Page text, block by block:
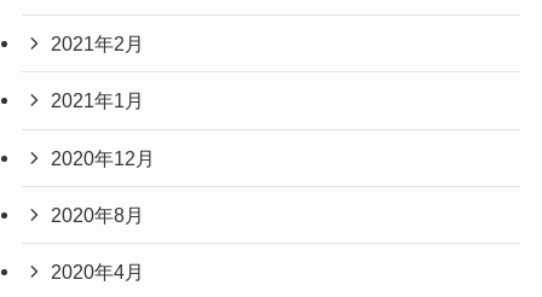
2021年2月
2021年1月
2020年12月
2020年8月
2020年4月